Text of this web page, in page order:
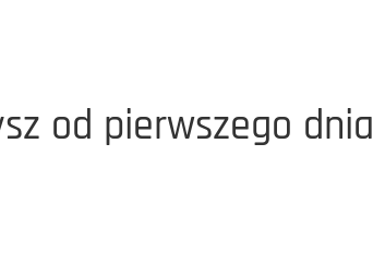
od pierwszego